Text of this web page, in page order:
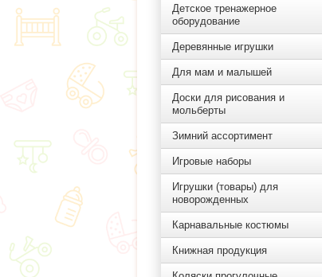
Детское тренажерное
оборудование
Деревянные игрушки
Для мам и малышей
Доски для рисования и
мольберты
Зимний ассортимент
Игровые наборы
Игрушки (товары) для
новорожденных
Карнавальные костюмы
Книжная продукция